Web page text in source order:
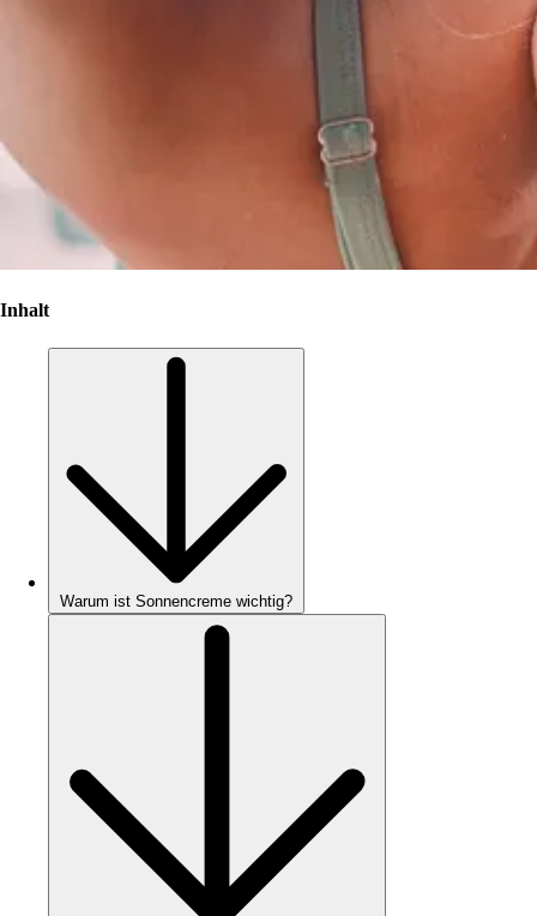
Inhalt
Warum ist Sonnencreme wichtig?